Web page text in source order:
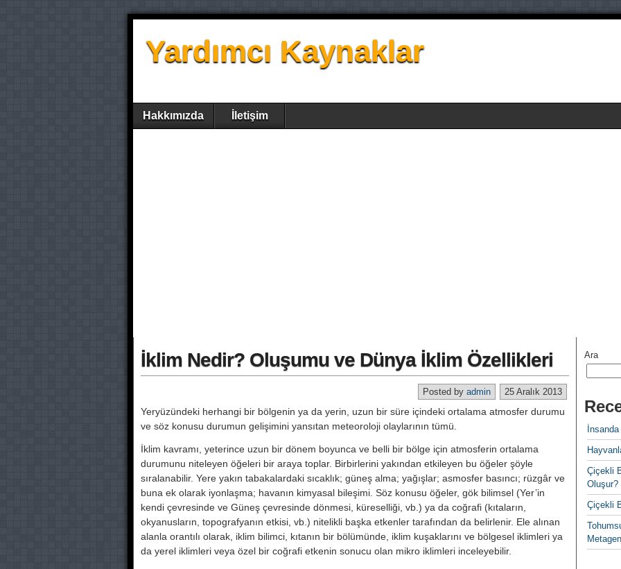
Yardımcı Kaynaklar
Hakkımızda İletişim
İklim Nedir? Oluşumu ve Dünya İklim Özellikleri
25 Aralık 2013
Posted by admin
Yeryüzündeki herhangi bir bölgenin ya da yerin, uzun bir süre içindeki or­talama atmosfer durumu
ve söz konu­su durumun gelişimini yansıtan mete­oroloji olaylarının tümü.
İklim kavramı, yeterince uzun bir dö­nem boyunca ve belli bir bölge için at­mosferin ortalama
durumunu nitele­yen öğeleri bir araya toplar. Birbirle­rini yakından etkileyen bu öğeler şöy­le
sıralanabilir. Yere yakın tabakalar­daki sıcaklık; güneş alma; yağışlar; asmosfer basıncı; rüzgâr ve
buna ek olarak iyonlaşma; havanın kimyasal bileşimi. Söz konusu öğeler, gök bilimsel (Yer’in
kendi çevresinde ve Güneş çevresinde dönmesi, küreselliği, vb.) ya da coğrafi (kıtaların,
okyanusların, topografyanın etkisi, vb.) nitelikli baş­ka etkenler tarafından da belirlenir. Ele alınan
alanla orantılı olarak, iklim bilimci, kıtanın bir bölümünde, ik­lim kuşaklarını ve bölgesel iklimleri ya
da yerel iklimleri veya özel bir coğra­fi etkenin sonucu olan mikro iklimleri inceleyebilir.
Ara
Çiçekli
Oluşur?
Çiçekli